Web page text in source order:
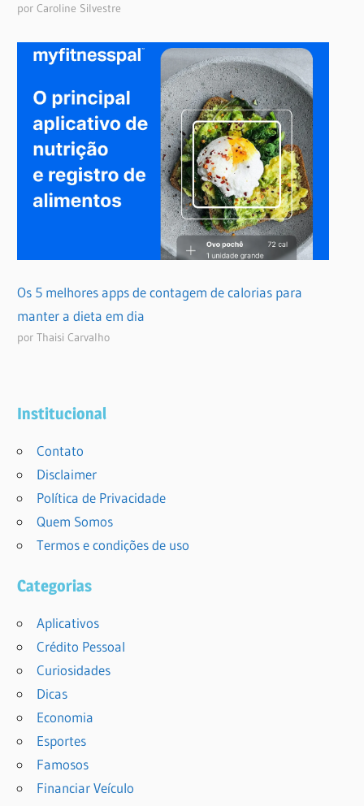
por Caroline Silvestre
Os 5 melhores apps de contagem de calorias para
manter a dieta em dia
por Thaisi Carvalho
Institucional
Contato
Disclaimer
Política de Privacidade
Quem Somos
Termos e condições de uso
Categorias
Aplicativos
Crédito Pessoal
Curiosidades
Dicas
Economia
Esportes
Famosos
Financiar Veículo